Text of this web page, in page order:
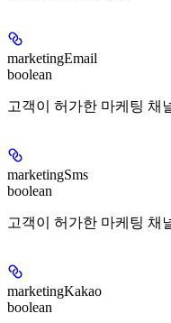
marketingEmail
boolean
고객이 허가한 마케팅 채
marketingSms
boolean
고객이 허가한 마케팅 채
marketingKakao
boolean